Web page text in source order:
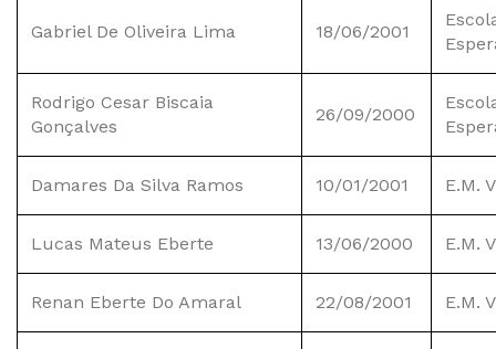
Gabriel De Oliveira Lima 18/06/2001
Rodrigo Cesar Biscaia
Gonçalves
26/09/2000
Damares Da Silva Ramos 10/01/2001 E.M.
Lucas Mateus Eberte 13/06/2000 E.M.
Renan Eberte Do Amaral 22/08/2001 E.M.